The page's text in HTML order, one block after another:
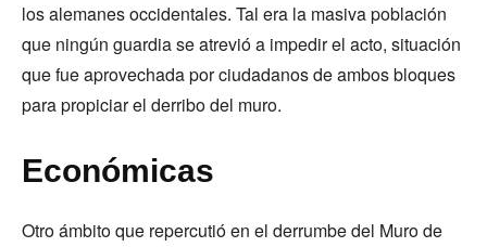
los alemanes occidentales. Tal era la masiva población
que ningún guardia se atrevió a impedir el acto, situación
que fue aprovechada por ciudadanos de ambos bloques
para propiciar el derribo del muro.
Económicas
Otro ámbito que repercutió en el derrumbe del Muro de